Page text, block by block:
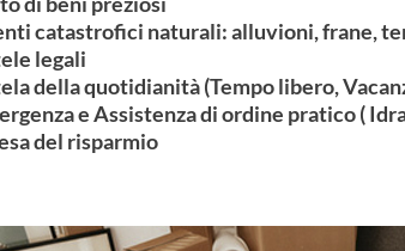
catastrofici naturali: alluvioni, frane,
legali
della quotidianità (Tempo libero,
e Assistenza di ordine pratico (
del risparmio